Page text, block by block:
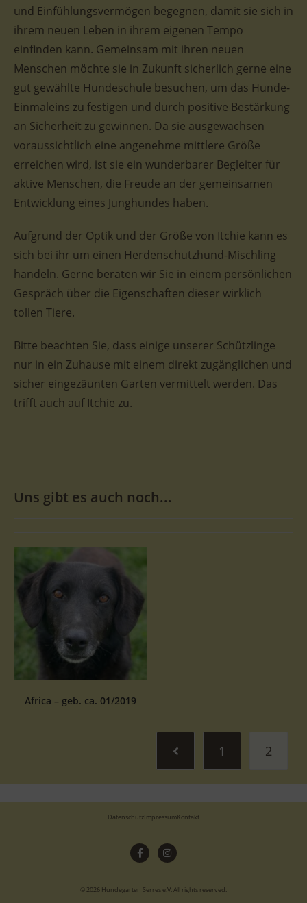
und Einfühlungsvermögen begegnen, damit sie sich in
ihrem neuen Leben in ihrem eigenen Tempo
einfinden kann. Gemeinsam mit ihren neuen
Menschen möchte sie in Zukunft sicherlich gerne eine
gut gewählte Hundeschule besuchen, um das Hunde-
Einmaleins zu festigen und durch positive Bestärkung
an Sicherheit zu gewinnen. Da sie ausgewachsen
voraussichtlich eine angenehme mittlere Größe
erreichen wird, ist sie ein wunderbarer Begleiter für
aktive Menschen, die Freude an der gemeinsamen
Entwicklung eines Junghundes haben.
Aufgrund der Optik und der Größe von Itchie kann es
sich bei ihr um einen Herdenschutzhund-Mischling
handeln. Gerne beraten wir Sie in einem persönlichen
Gespräch über die Eigenschaften dieser wirklich
tollen Tiere.
Bitte beachten Sie, dass einige unserer Schützlinge
nur in ein Zuhause mit einem direkt zugänglichen und
sicher eingezäunten Garten vermittelt werden. Das
trifft auch auf Itchie zu.
Uns gibt es auch noch...
Africa – geb. ca. 01/2019
1 2
© 2026 Hundegarten Serres e.V. All rights reserved.
DatenschutzImpressumKontakt